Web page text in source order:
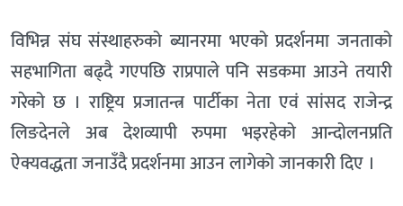
विभिन्न संघ संस्थाहरुको ब्यानरमा भएको प्रदर्शनमा जनताको
सहभागिता बढ्दै गएपछि राप्रपाले पनि सडकमा आउने तयारी
गरेको छ । राष्ट्रिय प्रजातन्त्र पार्टीका नेता एवं सांसद राजेन्द्र
लिङदेनले अब देशव्यापी रुपमा भइरहेको आन्दोलनप्रति
ऐक्यवद्धता जनाउँदै प्रदर्शनमा आउन लागेको जानकारी दिए ।